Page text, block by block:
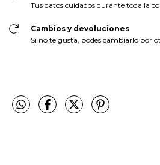
Tus datos cuidados durante toda la
Cambios y devoluciones
Si no te gusta, podés cambiarlo por